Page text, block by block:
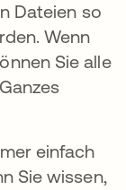
Dateien so
Wenn
Sie alle
einfach
Sie wissen,